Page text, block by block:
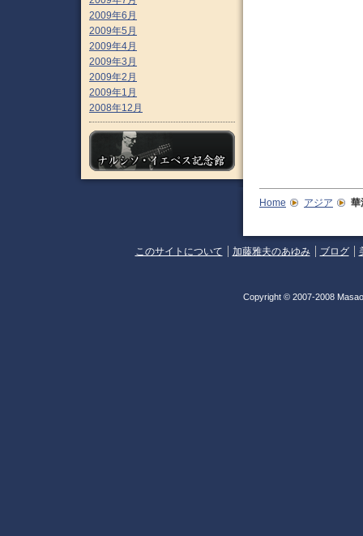
2009年6月
2009年5月
2009年4月
2009年3月
2009年2月
2009年1月
2008年12月
Home アジア 華
このサイトについて 加藤雅夫のあゆみ ブログ
Copyright © 2007-2008